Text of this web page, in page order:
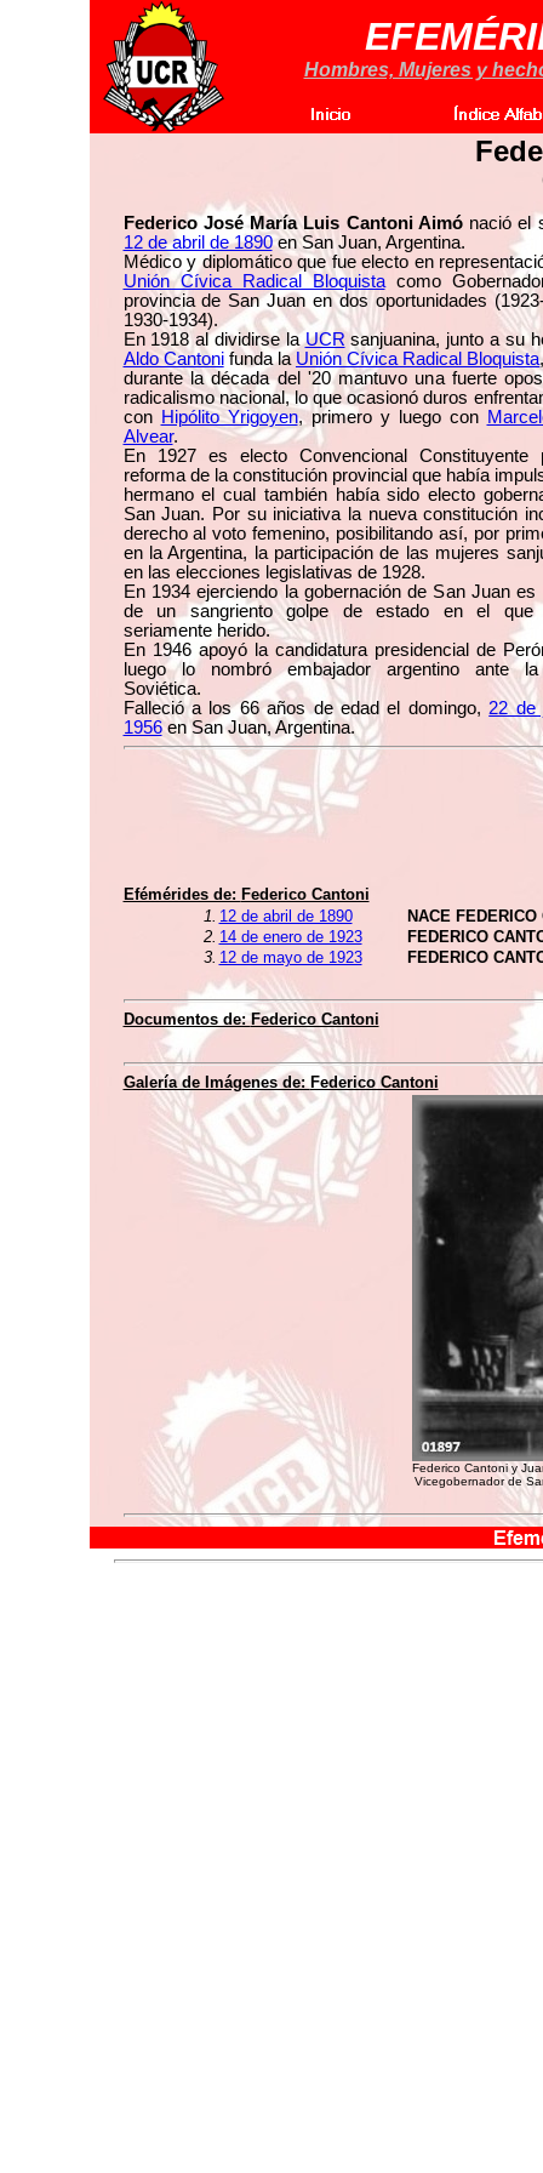
Hombres, Mujeres y
Federico José María Luis Cantoni Aimónació el
12 de abril de 1890en San Juan, Argentina.
Médico y diplomático que fue electo en
Unión Cívica Radical Bloquistacomo
provincia de San Juan en dos oportunidades
1930-1934).
En 1918 al dividirse laUCR sanjuanina, junto a su
Aldo Cantonifunda la Unión Cívica Radical Bloquista
durante la década del '20 mantuvo una fuerte
radicalismo nacional, lo que ocasionó duros
con Hipólito Yrigoyen, primero y luego con
Alvear.
En 1927 es electo Convencional Constituyente
reforma de la constitución provincial que había
hermano el cual también había sido electo
San Juan. Por su iniciativa la nueva constitución
derecho al voto femenino, posibilitando así, por
en la Argentina, la participación de las mujeres
en las elecciones legislativas de 1928.
En 1934 ejerciendo la gobernación de San Juan
de un sangriento golpe de estado en el que
seriamente herido.
En 1946 apoyó la candidatura presidencial de
luego lo nombró embajador argentino ante
Soviética.
Falleció a los 66 años de edad el domingo, 22 de
1956en San Juan, Argentina.
Efémérides de: Federico Cantoni
1. 12 de abril de 1890
NACE FEDERICO
2. 14 de enero de 1923
FEDERICO
3. 12 de mayo de 1923 FEDERICO
Documentos de:Federico Cantoni
Galería de Imágenes de: Federico Cantoni
Federico Cantoni y
Vicegobernador de